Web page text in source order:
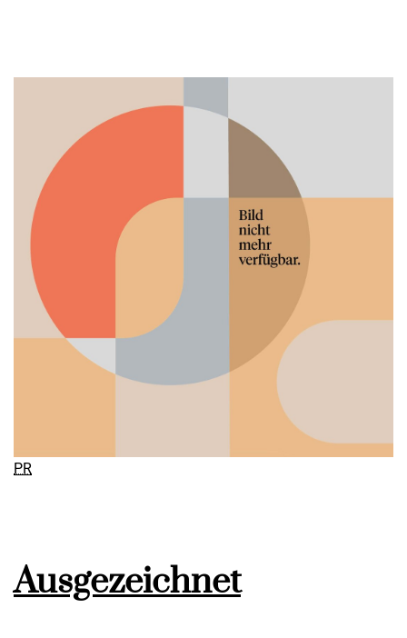
PR
Ausgezeichnet